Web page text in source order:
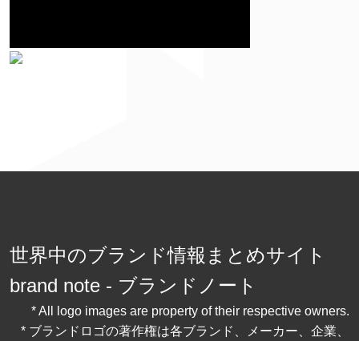
世界中のブランド情報まとめサイト
brand note - ブランドノート
* All logo images are property of their respective owners.
* ブランドロゴの著作権は各ブランド、メーカー、企業、